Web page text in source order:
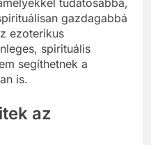
tudatosabbá,
gazdagabbá
ezoterikus
spirituális
segíthetnek a
is.
az